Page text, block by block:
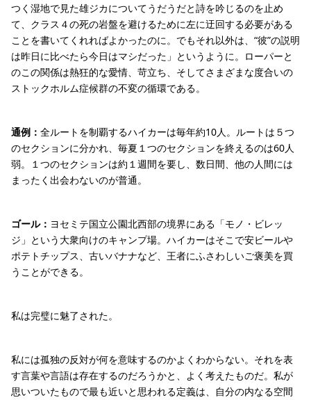
つく湿地で見た雄ジカについてうだうだと詩を吟じるのを止め
て、クラス４の死の岩盤を避けるために左に迂回する必要がある
ことを書いてくれればよかったのに。でもそれ以外は、“彼”の説明
は昨日に比べたら今日はマシだった」というように。ローパーと
のこの関係は熱狂的な愛情、苛立ち、そしてさまざまな度合いの
ストックホルム症候群の不変の循環である。
通例： 全ルートを制覇するハイカーは毎年約10人。ルートは５つ
のセクションに分かれ、毎夏１つのセクションを終えるのは60人
弱。１つのセクションは約１週間を要し、数日間、他の人間には
まったく出会わないのが普通。
ゴール： ヨセミテ国立公園北西部の境界にある「モノ・ビレッ
ジ」という大衆向けのキャンプ場。ハイカーはそこで安ビールや
ポテトチップス、古いバナナなど、王者にふさわしいご褒美を買
うことができる。
私は完璧に魅了された。
私には孤独の反対が何を意味するのかよくわからない。それを表
す言葉や言語は存在するのだろうかと、よく考えたものだ。私が
思いついたもので最も近いと思われる定義は、自分の内なる空間